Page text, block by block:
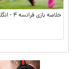
خلاصه بازی فرانسه ۴ - انگلیس ۶